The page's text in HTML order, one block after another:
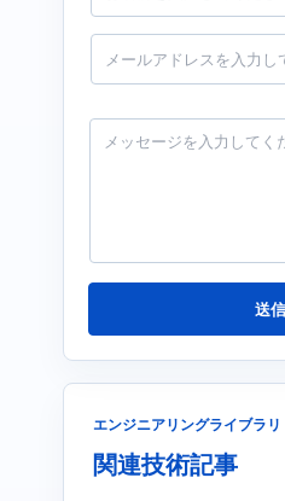
*
メ
ル
メ
送信
エンジニアリングライブラリ
関連技術記事